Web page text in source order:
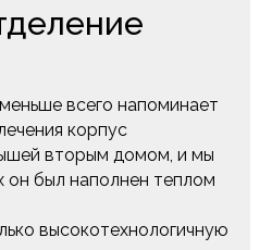
всего напоминает
корпус
вторым домом, и мы
он был наполнен теплом
высокотехнологичную